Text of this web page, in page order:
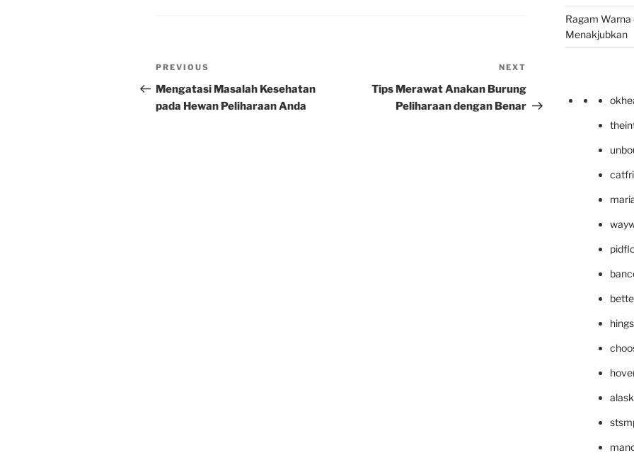
Post
navigation
Previous
Post
PREVIOUS
Mengatasi Masalah Kesehatan
pada Hewan Peliharaan Anda
Post
NEXT
Tips Merawat Anakan Burung
Peliharaan dengan Benar
Ragam
Menakjubkan